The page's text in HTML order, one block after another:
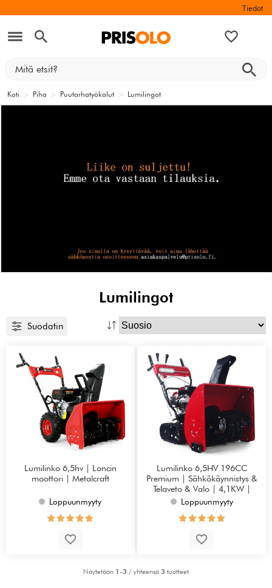
Tiedot
Koti > Piha > Puutarhatyökalut > Lumilingot
Lumilingot
Suodatin
Lumilinko 6,5hv | Loncin
moottori | Metalcraft
Loppuunmyyty
Lumilinko 6,5HV 196CC
Premium | Sähkökäynnistys &
Telaveto & Valo | 4,1KW |
Metalcraft
Loppuunmyyty
Näytetään 1-3 / yhteensä 3 tuotteet